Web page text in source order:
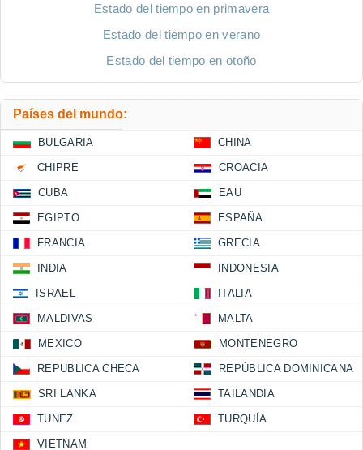
Estado del tiempo en primavera
Estado del tiempo en verano
Estado del tiempo en otoño
Países del mundo:
BULGARIA CHINA
CHIPRE CROACIA
CUBA EAU
EGIPTO ESPAÑA
FRANCIA GRECIA
INDIA INDONESIA
ISRAEL ITALIA
MALDIVAS MALTA
MEXICO MONTENEGRO
REPUBLICA CHECA REPÚBLICA DOMINICANA
SRI LANKA TAILANDIA
TUNEZ TURQUÍA
VIETNAM